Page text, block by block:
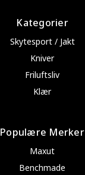
Kategorier
Skytesport / Jakt
Kniver
Friluftsliv
Klær
Populære Merker
Maxut
Benchmade